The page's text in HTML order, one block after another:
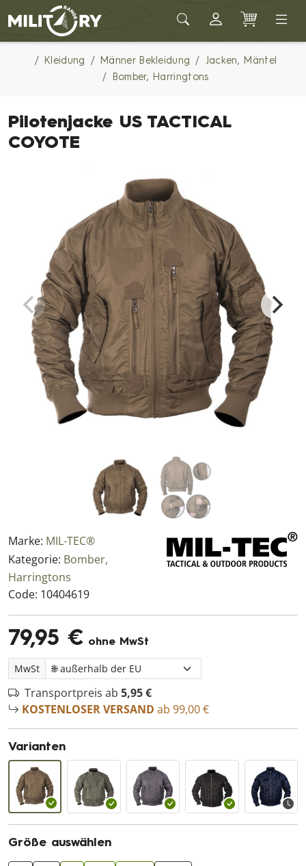
Army shop MILITARY RANGE
Kleidung Männer Bekleidung
Jacken, Mäntel
Bomber, Harringtons
Pilotenjacke US TACTICAL
COYOTE
Marke: MIL-TEC®
Kategorie: Bomber,
Harringtons
Code: 10404619
79,95 € ohne MwSt
MwSt
Transportpreis ab 5,95 €
KOSTENLOSER VERSAND ab 99,00 €
Varianten
Größe auswählen